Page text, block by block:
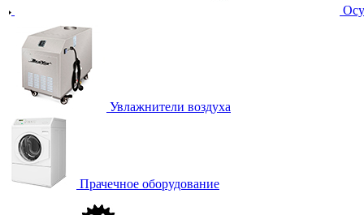
Увлажнители воздуха
Прачечное оборудование